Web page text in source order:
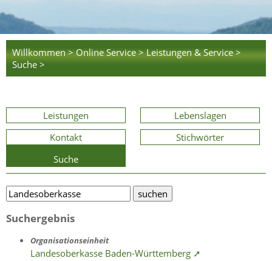
Willkommen > Online Service > Leistungen & Service >
Suche >
Leistungen
Lebenslagen
Kontakt
Stichwörter
Suche
Suchergebnis
Organisationseinheit
Landesoberkasse Baden-Württemberg ➚